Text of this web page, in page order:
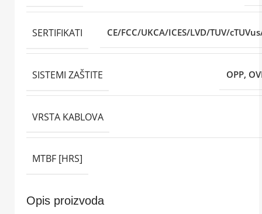
SERTIFIKATI CE/FCC/UKCA/ICES/LVD/TUV/
SISTEMI ZAŠTITE OPP,
VRSTA KABLOVA
MTBF [HRS]
Opis proizvoda